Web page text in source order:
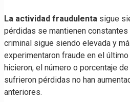
La actividad fraudulenta sigue
pérdidas se mantienen constantes
criminal sigue siendo elevada y
experimentaron fraude en el
hicieron, el número o porcentaje
sufrieron pérdidas no han
anteriores.